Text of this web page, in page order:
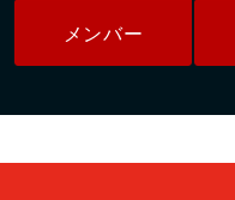
メンバー